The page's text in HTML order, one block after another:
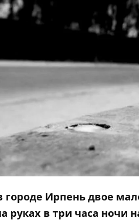
Ирпень двое
руках в три часа ночи